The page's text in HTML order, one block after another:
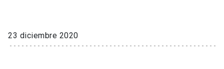
23 diciembre 2020